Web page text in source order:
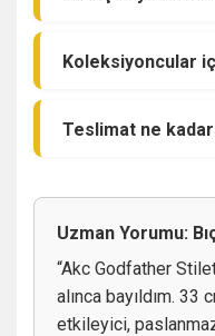
Koleksiyoncular
Teslimat ne
Uzman Yorumu:
“Akc Godfather
alınca bayıldım.
etkileyici,